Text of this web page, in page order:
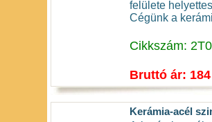
felülete
Cégünk a
Cikkszám:
Bruttó ár:
Kerámia-acél